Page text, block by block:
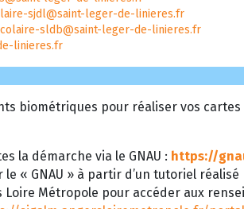
sjdl@saint-leger-de-linieres.fr
sldb@saint-leger-de-linieres.fr
linieres.fr
biométriques pour réaliser vos cartes
la démarche via le GNAU : https://
« GNAU » à partir d’un tutoriel réalisé
Loire Métropole pour accéder aux